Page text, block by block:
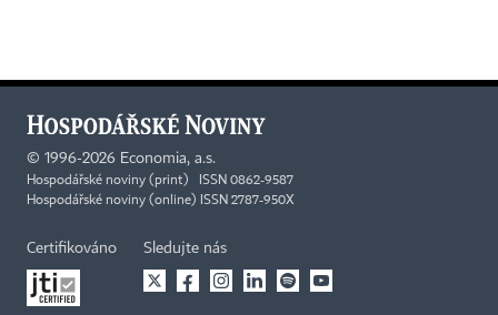
© 1996-2026 Economia, a.s.
Hospodářské noviny (print) ISSN 0862-9587
Hospodářské noviny (online) ISSN 2787-950X
Certifikováno Sledujte nás